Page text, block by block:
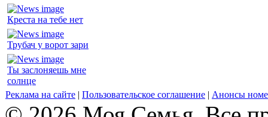
Креста на тебе нет
Трубач у ворот зари
Ты заслоняешь мне
солнце
Реклама на сайте | Пользовательское соглашение | Анонсы